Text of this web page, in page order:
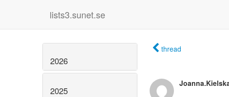
lists3.sunet.se
2026
2025
thread